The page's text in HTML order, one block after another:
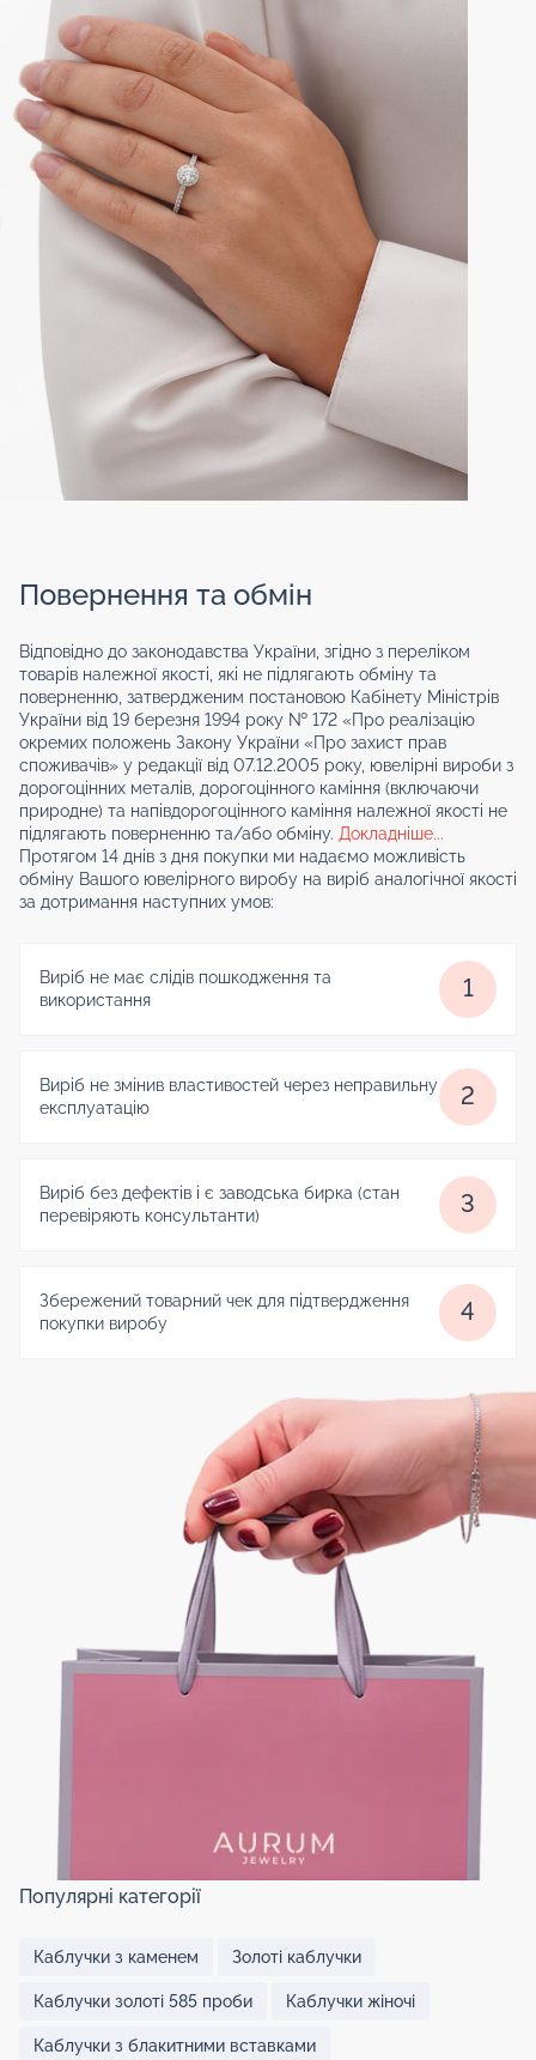
Повернення та обмін
Відповідно до законодавства України, згідно з переліком
товарів належної якості, які не підлягають обміну та
поверненню, затвердженим постановою Кабінету Міністрів
України від 19 березня 1994 року № 172 «Про реалізацію
окремих положень Закону України «Про захист прав
споживачів» у редакції від 07.12.2005 року, ювелірні вироби з
дорогоцінних металів, дорогоцінного каміння (включаючи
природне) та напівдорогоцінного каміння належної якості не
підлягають поверненню та/або обміну. Докладніше...
Протягом 14 днів з дня покупки ми надаємо можливість
обміну Вашого ювелірного виробу на виріб аналогічної якості
за дотримання наступних умов:
Виріб не має слідів пошкодження та
використання
1
Виріб не змінив властивостей через неправильну
експлуатацію
2
Виріб без дефектів і є заводська бирка (стан
перевіряють консультанти)
3
Збережений товарний чек для підтвердження
покупки виробу
4
Популярні категорії
Каблучки з каменем Золоті каблучки
Каблучки золоті 585 проби Каблучки жіночі
Каблучки з блакитними вставками